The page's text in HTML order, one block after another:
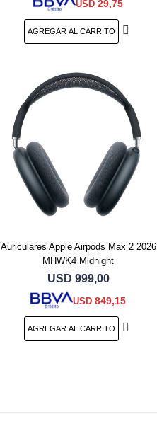
USD 29,75
Auriculares Apple Airpods Max 2 2026
MHWK4 Midnight
USD 999,00
USD 849,15